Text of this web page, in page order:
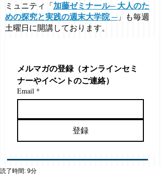
ミュニティ「 加藤ゼミナール─ 大人のた
めの探究と実践の週末大学院 ─」も毎週
土曜日に開講しております。
メルマガの登録（オンラインセミ
ナーやイベントのご連絡）
Email *
登録
読了時間: 9分